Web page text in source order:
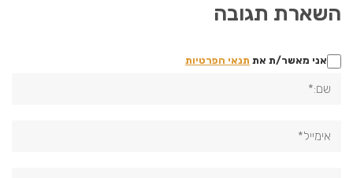
השארת תגובה
אני מאשר/ת את תנאי הפרטיות